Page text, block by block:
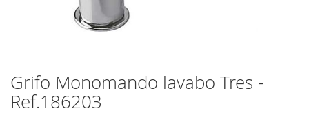
Grifo Monomando lavabo Tres -
Ref.186203
Saltar
al
comienzo